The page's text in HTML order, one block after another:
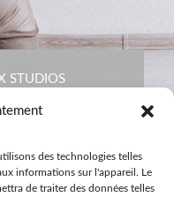
des technologies telles
informations sur l'appareil. Le
de traiter des données telles
STUDIOS